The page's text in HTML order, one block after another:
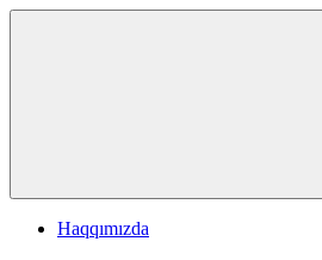
Haqqımızda